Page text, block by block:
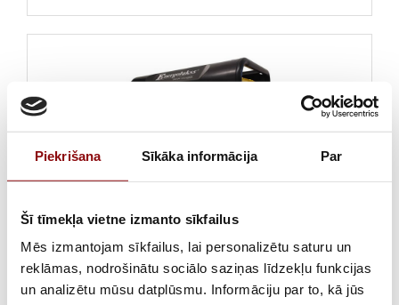
Piekrišana Sīkāka informācija Par
Šī tīmekļa vietne izmanto sīkfailus
Mēs izmantojam sīkfailus, lai personalizētu saturu un
reklāmas, nodrošinātu sociālo saziņas līdzekļu funkcijas
un analizētu mūsu datplūsmu. Informāciju par to, kā jūs
1 052,70 € ar PVN
Portatīvais ģenerators Energolukss DB8000E-3,
8kW